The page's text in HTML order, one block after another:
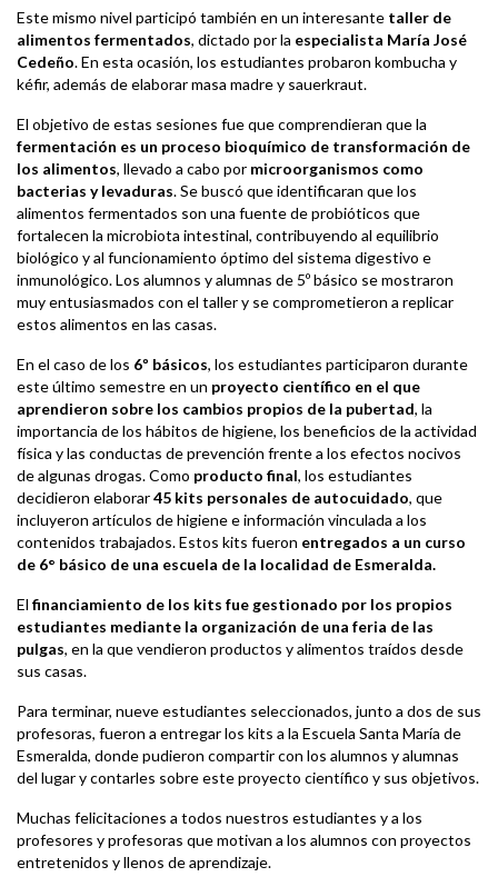
Este mismo nivel participó también en un interesante taller de
alimentos fermentados, dictado por la especialista María José
Cedeño. En esta ocasión, los estudiantes probaron kombucha y
kéfir, además de elaborar masa madre y sauerkraut.
El objetivo de estas sesiones fue que comprendieran que la
fermentación es un proceso bioquímico de transformación de
los alimentos, llevado a cabo por microorganismos como
bacterias y levaduras. Se buscó que identificaran que los
alimentos fermentados son una fuente de probióticos que
fortalecen la microbiota intestinal, contribuyendo al equilibrio
biológico y al funcionamiento óptimo del sistema digestivo e
inmunológico. Los alumnos y alumnas de 5º básico se mostraron
muy entusiasmados con el taller y se comprometieron a replicar
estos alimentos en las casas.
En el caso de los 6º básicos, los estudiantes participaron durante
este último semestre en un proyecto científico en el que
aprendieron sobre los cambios propios de la pubertad, la
importancia de los hábitos de higiene, los beneficios de la actividad
física y las conductas de prevención frente a los efectos nocivos
de algunas drogas. Como producto final, los estudiantes
decidieron elaborar45 kits personales de autocuidado, que
incluyeron artículos de higiene e información vinculada a los
contenidos trabajados. Estos kits fueron entregados a un curso
de 6° básico de una escuela de la localidad de Esmeralda.
El financiamiento de los kits fue gestionado por los propios
estudiantes mediante la organización de una feria de las
pulgas, en la que vendieron productos y alimentos traídos desde
sus casas.
Para terminar, nueve estudiantes seleccionados, junto a dos de sus
profesoras, fueron a entregar los kits a la Escuela Santa María de
Esmeralda, donde pudieron compartir con los alumnos y alumnas
del lugar y contarles sobre este proyecto científico y sus objetivos.
Muchas felicitaciones a todos nuestros estudiantes y a los
profesores y profesoras que motivan a los alumnos con proyectos
entretenidos y llenos de aprendizaje.